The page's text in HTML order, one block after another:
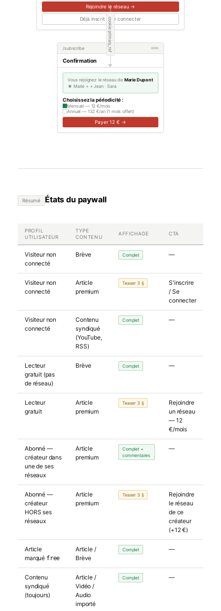
Rejoindre le réseau →
Déjà inscrit ? Se connecter
cookie primary_ref
▶
/subscribe
Confirmation
Vous rejoignez le réseau de Marie Dupont
★ Marie + • Jean · Sara
Choisissez la périodicité :
Mensuel — 12 €/mois
Annuel — 132 €/an (1 mois offert)
Payer 12 € →
Résumé États du paywall
PROFIL
UTILISATEUR
TYPE
CONTENU
AFFICHAGE CTA
Visiteur non
connecté
Brève Complet —
Visiteur non
connecté
Article
premium
Teaser 3 §
S'inscrire
/ Se
connecter
Visiteur non
connecté
Contenu
syndiqué
(YouTube,
RSS)
Complet —
Lecteur
gratuit (pas
de réseau)
Brève Complet —
Lecteur
gratuit
Article
premium
Teaser 3 §
Rejoindre
un réseau
— 12
€/mois
Abonné —
créateur dans
une de ses
réseaux
Article
premium
Complet +
commentaires
—
Abonné —
créateur
HORS ses
réseaux
Article
premium
Teaser 3 §
Rejoindre
le réseau
de ce
créateur
(+12 €)
Article
marqué free
Article /
Brève
Complet —
Contenu
syndiqué
(toujours)
Article /
Vidéo /
Audio
importé
Complet —